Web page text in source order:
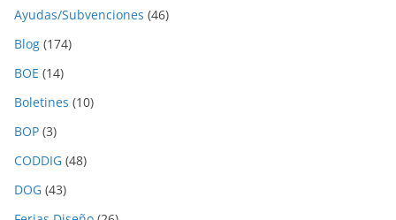
Ayudas/Subvenciones (46)
Blog (174)
BOE (14)
Boletines (10)
BOP (3)
CODDIG (48)
DOG (43)